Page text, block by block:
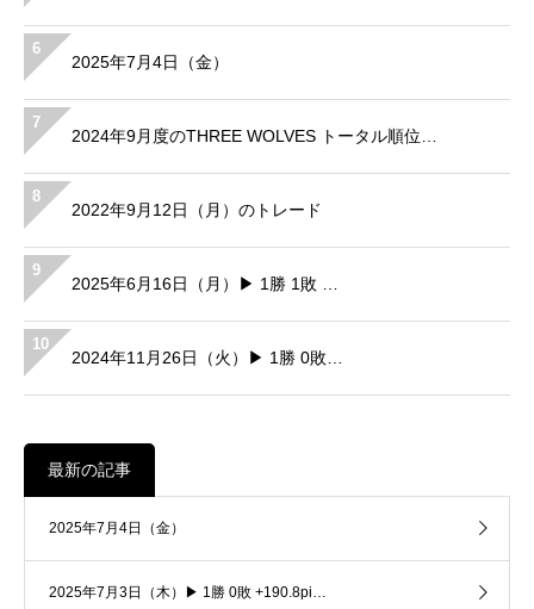
6
2025年7月4日（金）
7
2024年9月度のTHREE WOLVES トータル順位…
8
2022年9月12日（月）のトレード
9
2025年6月16日（月）▶ 1勝 1敗 …
10
2024年11月26日（火）▶ 1勝 0敗…
最新の記事
2025年7月4日（金）
2025年7月3日（木）▶ 1勝 0敗 +190.8pi…